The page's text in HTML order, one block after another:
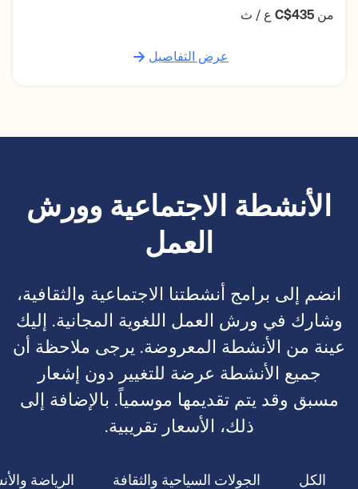
من C$435 ع / ث
عرض التفاصيل
الأنشطة الاجتماعية وورش
العمل
انضم إلى برامج أنشطتنا الاجتماعية والثقافية،
وشارك في ورش العمل اللغوية المجانية. إليك
عينة من الأنشطة المعروضة. يرجى ملاحظة أن
جميع الأنشطة عرضة للتغيير دون إشعار
مسبق وقد يتم تقديمها موسمياً. بالإضافة إلى
ذلك، الأسعار تقريبية.
الكل الجولات السياحية والثقافة الرياضة